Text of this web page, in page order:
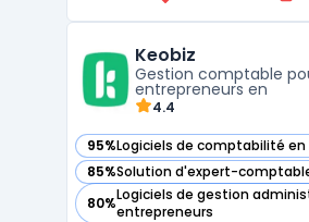
avec leurs clients et à
tâches admini ...
Keobiz
Gestion comptable
entrepreneurs en
4.4
95%Logiciels de comptabilité en
— voir Keobiz dans cette
85%Solution d'expert-
— voir Keobiz dans cette
80%Logiciels de gestion
entrepreneurs
— voir Keobiz dans cette catégorie